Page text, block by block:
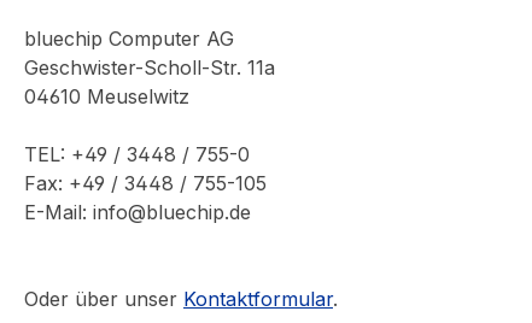
bluechip Computer AG
Geschwister-Scholl-Str. 11a
04610 Meuselwitz
TEL: +49 / 3448 / 755-0
Fax: +49 / 3448 / 755-105
E-Mail: info@bluechip.de
Oder über unser Kontaktformular.